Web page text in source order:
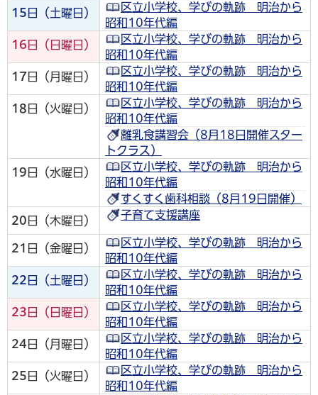
15 日（土曜日）
区立小学校、学びの軌跡 明治から
昭和10年代編
16 日（日曜日）
区立小学校、学びの軌跡 明治から
昭和10年代編
17日（月曜日）
区立小学校、学びの軌跡 明治から
昭和10年代編
18 日（火曜日）
区立小学校、学びの軌跡 明治から
昭和10年代編
離乳食講習会（8月18日開催スター
トクラス）
19 日（水曜日）
区立小学校、学びの軌跡 明治から
昭和10年代編
すくすく歯科相談（8月19日開催）
20 日（木曜日） 子育て支援講座
21 日（金曜日）
区立小学校、学びの軌跡 明治から
昭和10年代編
22 日（土曜日）
区立小学校、学びの軌跡 明治から
昭和10年代編
23 日（日曜日）
区立小学校、学びの軌跡 明治から
昭和10年代編
24日（月曜日）
区立小学校、学びの軌跡 明治から
昭和10年代編
25 日（火曜日）
区立小学校、学びの軌跡 明治から
昭和10年代編